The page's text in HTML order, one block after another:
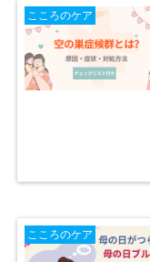
こころのケア
原因・症状・
こころのケア